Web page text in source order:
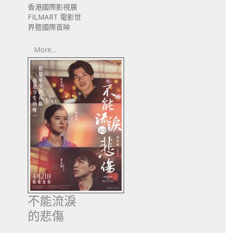
香港國際影視展
FILMART 電影世
界暨國際首映
More...
不能流淚
的悲傷